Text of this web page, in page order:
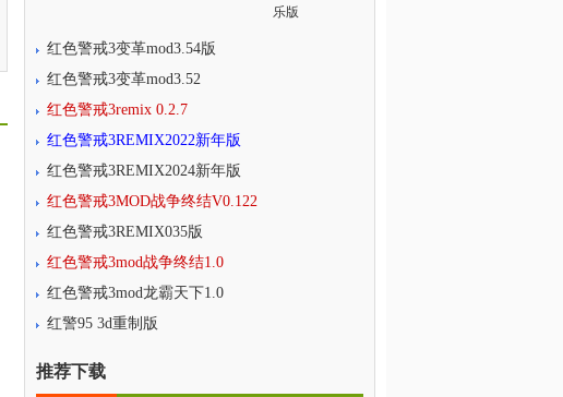
乐版
红色警戒3变革mod3.54版
红色警戒3变革mod3.52
红色警戒3remix 0.2.7
红色警戒3REMIX2022新年版
红色警戒3REMIX2024新年版
红色警戒3MOD战争终结V0.122
红色警戒3REMIX035版
红色警戒3mod战争终结1.0
红色警戒3mod龙霸天下1.0
红警95 3d重制版
推荐下载